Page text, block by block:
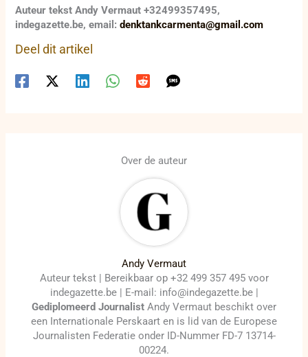
Auteur tekst Andy Vermaut +32499357495,
indegazette.be, email:denktankcarmenta@gmail.com
Deel dit artikel
Over de auteur
Andy Vermaut
Auteur tekst | Bereikbaar op +32 499 357 495 voor
indegazette.be | E-mail: info@indegazette.be |
Gediplomeerd Journalist Andy Vermaut beschikt over
een Internationale Perskaart en is lid van de Europese
Journalisten Federatie onder ID-Nummer FD-7 13714-
00224.